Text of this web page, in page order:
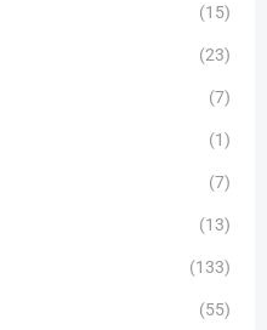
(15)
(23)
(7)
(1)
(7)
(13)
(133)
(55)